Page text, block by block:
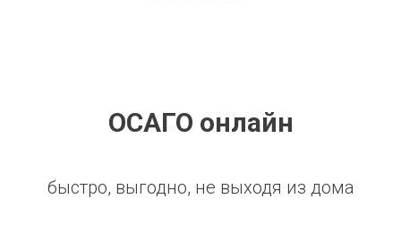
ОСАГО онлайн
быстро, выгодно, не выходя из дома